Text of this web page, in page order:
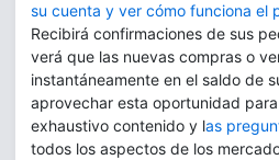
su cuenta y ver cómo funciona el
Recibirá confirmaciones de sus
verá que las nuevas compras o
instantáneamente en el saldo de
aprovechar esta oportunidad
exhaustivo contenido y las
todos los aspectos de los